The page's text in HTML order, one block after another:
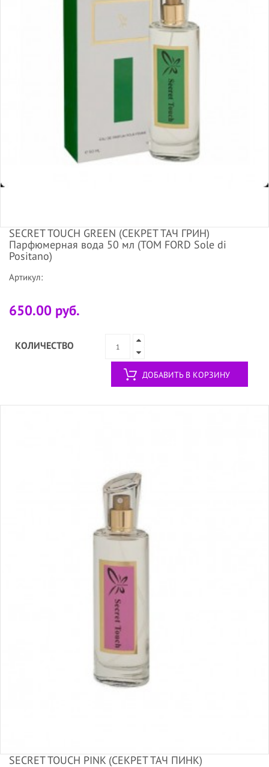
SECRET TOUCH GREEN (СЕКРЕТ ТАЧ ГРИН)
Парфюмерная вода 50 мл (TOM FORD Sole di
Positano)
Артикул:
650.00 руб.
КОЛИЧЕСТВО
ДОБАВИТЬ В КОРЗИНУ
SECRET TOUCH PINK (СЕКРЕТ ТАЧ ПИНК)